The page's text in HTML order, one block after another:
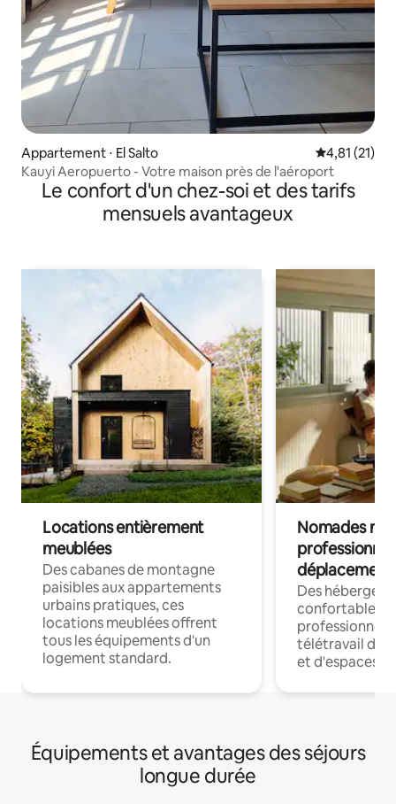
Appartement ⋅ El Salto Évaluation
4,81 (21)
Kauyi Aeropuerto - Votre maison près de l'aéroport
Le confort d'un chez-soi et des tarifs
mensuels avantageux
Locations entièrement
meublées
Des cabanes de montagne
paisibles aux appartements
urbains pratiques, ces
locations meublées offrent
tous les équipements d'un
logement standard.
Nomades
déplacement
Des
confortables
professionnels
télétravail
et d'espaces
Équipements et avantages des séjours
longue durée